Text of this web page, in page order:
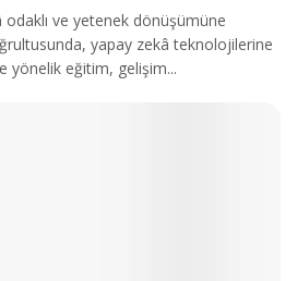
odaklı ve yetenek dönüşümüne
yapay zekâ teknolojilerine
yönelik eğitim, gelişim...